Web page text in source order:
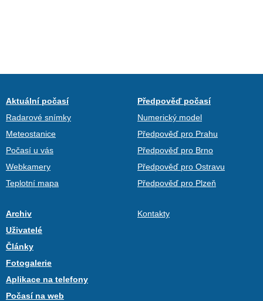
Aktuální počasí
Radarové snímky
Meteostanice
Počasí u vás
Webkamery
Teplotní mapa
Předpověď počasí
Numerický model
Předpověď pro Prahu
Předpověď pro Brno
Předpověď pro Ostravu
Předpověď pro Plzeň
Archiv
Uživatelé
Články
Fotogalerie
Aplikace na telefony
Počasí na web
Kontakty